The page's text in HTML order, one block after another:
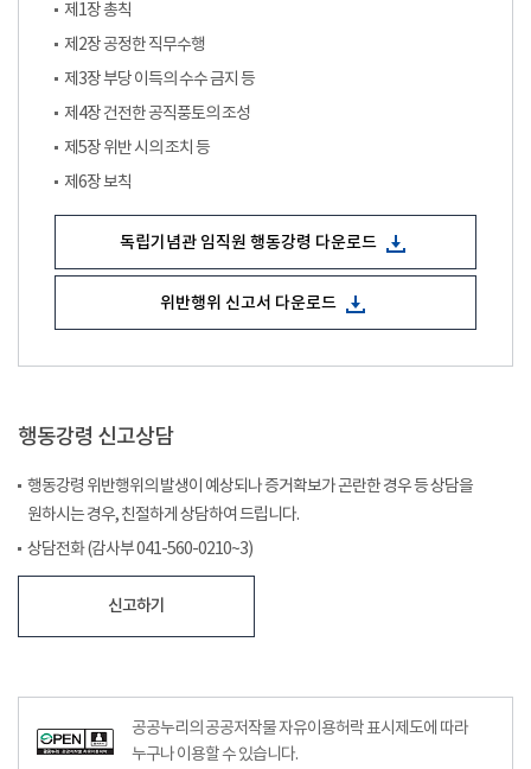
제1장 총칙
제2장 공정한 직무수행
제3장 부당 이득의 수수 금지 등
제4장 건전한 공직풍토의 조성
제5장 위반 시의 조치 등
제6장 보칙
독립기념관 임직원 행동강령 다운로드
위반행위 신고서 다운로드
행동강령 신고상담
행동강령 위반행위의 발생이 예상되나 증거확보가 곤란한 경우 등 상담을
원하시는 경우, 친절하게 상담하여 드립니다.
상담전화 (감사부 041-560-0210~3)
신고하기
공공누리의 공공저작물 자유이용허락 표시제도에 따라
누구나 이용할 수 있습니다.